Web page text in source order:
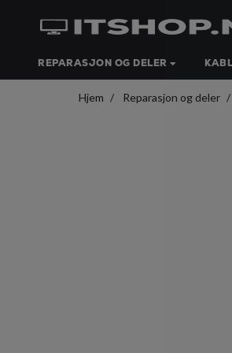
REPARASJON OG DELER
Hjem Reparasjon og deler